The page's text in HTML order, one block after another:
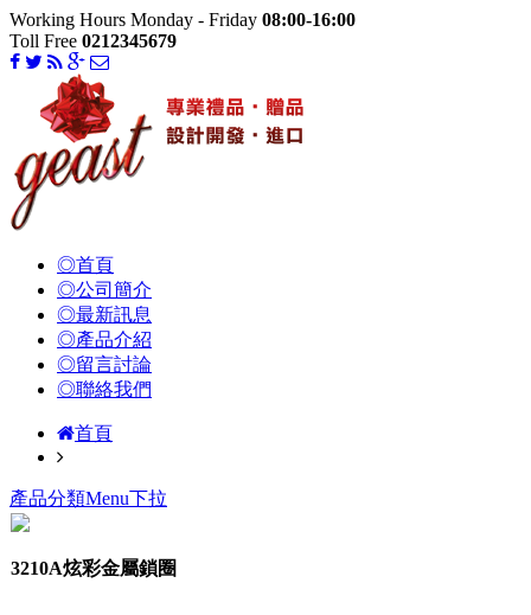
Working Hours Monday - Friday 08:00-16:00
Toll Free 0212345679
◎首頁
◎公司簡介
◎最新訊息
◎產品介紹
◎留言討論
◎聯絡我們
首頁
產品分類Menu下拉
3210A炫彩金屬鎖圈